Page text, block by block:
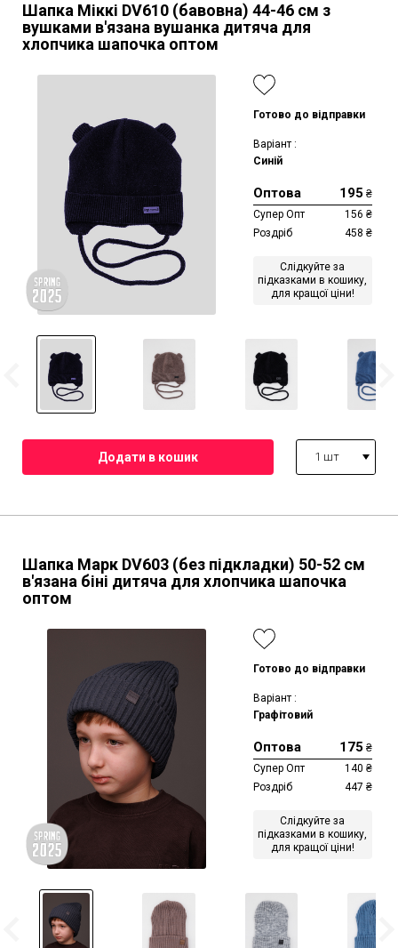
Шапка Міккі DV610 (бавовна) 44-46 см з
вушками в'язана вушанка дитяча для
хлопчика шапочка оптом
Готово до відправки
Варіант :
Синій
Оптова 195 ₴
Супер Опт
156 ₴
Роздріб
458 ₴
Слідкуйте за
підказками в кошику,
для кращої ціни!
1 шт
Шапка Марк DV603 (без підкладки) 50-52 см
в'язана біні дитяча для хлопчика шапочка
оптом
Готово до відправки
Варіант :
Графітовий
Оптова 175 ₴
Супер Опт
140 ₴
Роздріб
447 ₴
Слідкуйте за
підказками в кошику,
для кращої ціни!